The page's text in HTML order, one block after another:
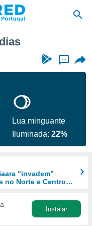
...
Lua minguante
Iluminada:22%
“invadem”
no Norte e Centro
Instalar